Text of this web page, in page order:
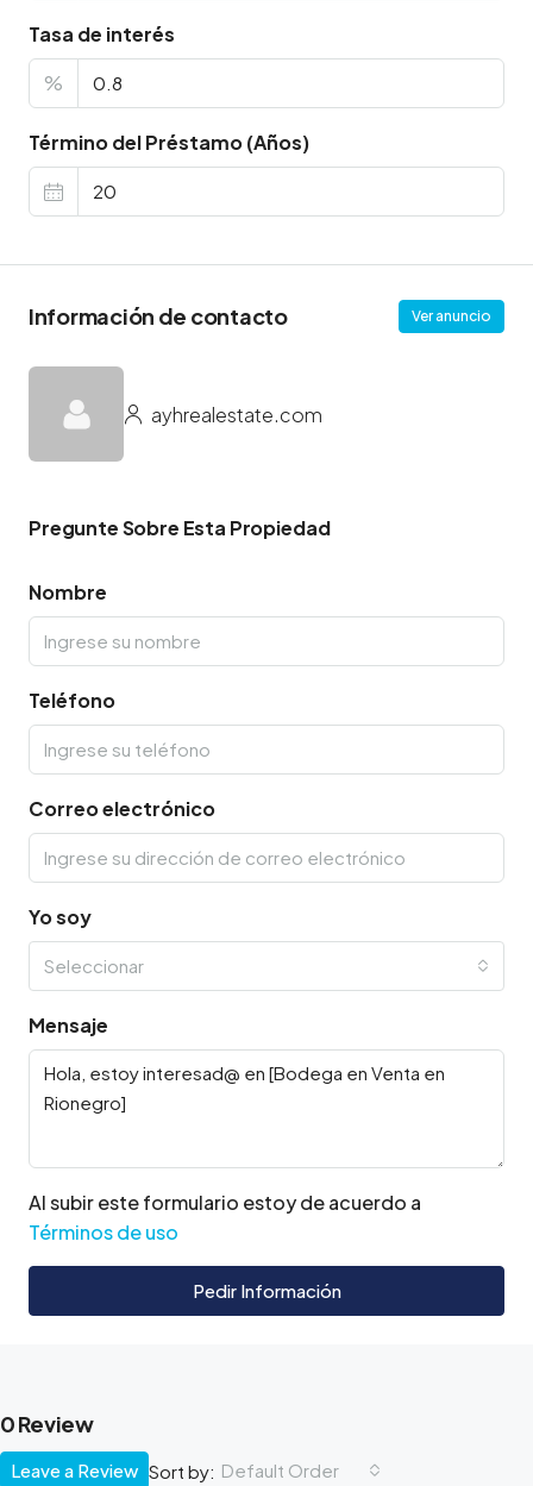
Tasa de interés
%
Término del Préstamo (Años)
Información de contacto Ver anuncio
ayhrealestate.com
Pregunte Sobre Esta Propiedad
Nombre
Teléfono
Correo electrónico
Yo soy
Seleccionar
Mensaje
Al subir este formulario estoy de acuerdo a
Términos de uso
Pedir Información
0 Review
Sort by: Default Order
Leave a Review